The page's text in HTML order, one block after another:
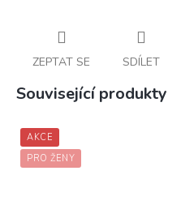
ZEPTAT SE SDÍLET
Související produkty
AKCE
PRO ŽENY